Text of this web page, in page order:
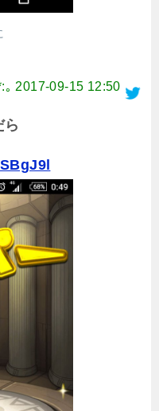
｡ 2017-09-15 12:50
ら